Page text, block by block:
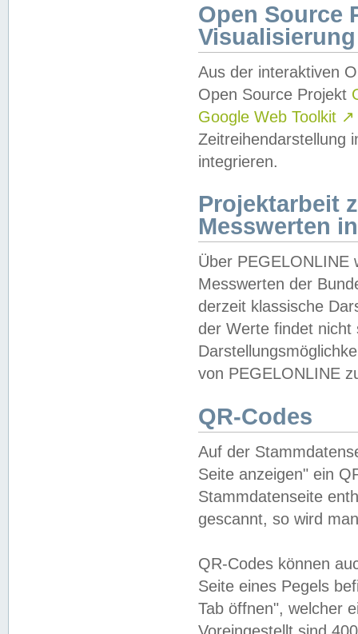
Open Source
Visualisierung
Aus der interaktiven
Open Source Projekt
Google Web Toolkit ↗
Zeitreihendarstellung
integrieren.
Projektarbeit
Messwerten
Über PEGELONLINE
Messwerten der
derzeit klassische
der Werte findet
von PEGELONLINE
QR-Codes
Auf der
Seite anzeigen" ein
Stammdatenseite
gescannt, so wird
QR-Codes können
Seite eines Pegels
Tab öffnen", welcher